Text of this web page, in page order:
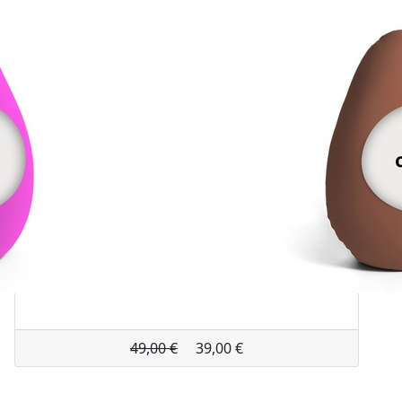
49,00 € 39,00 €